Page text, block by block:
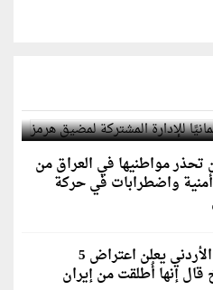
للإدارة المشتركة
مواطنيها في العراق من
واضطرابات في حركة
الجيش الأردني يعلن اعتراض 5
إنها أُطلقت من إيران